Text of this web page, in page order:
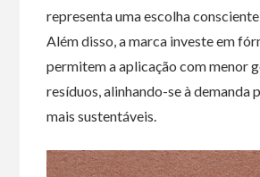
representa uma escolha
Além disso, a marca investe em
permitem a aplicação com menor
resíduos, alinhando-se à demanda
mais sustentáveis.